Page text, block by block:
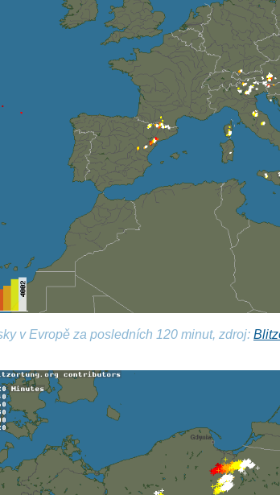
v Evropě za posledních 120 minut, zdroj: